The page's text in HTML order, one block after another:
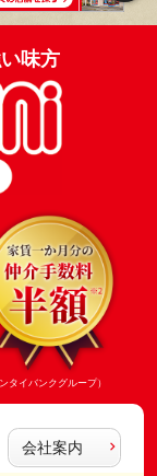
味方
イバンクグループ）
会社案内